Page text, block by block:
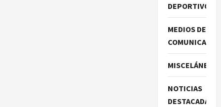
DEPORTIVOS
MEDIOS DE
MISCELÁNEA
NOTICIAS
DESTACADAS